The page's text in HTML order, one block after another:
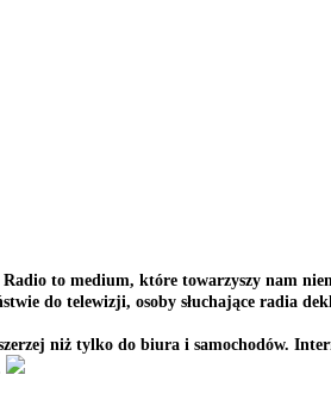
Radio to medium, które towarzyszy nam
do telewizji, osoby słuchające radia
niż tylko do biura i samochodów.